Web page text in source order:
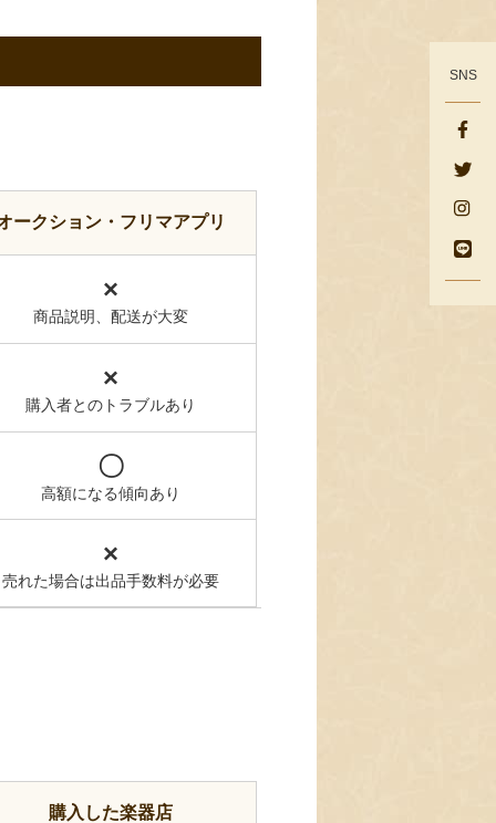
ークション・フリマアプリ
×
商品説明、配送が大変
×
購入者とのトラブルあり
〇
高額になる傾向あり
×
売れた場合は出品手数料が必要
購入した楽器店
SNS